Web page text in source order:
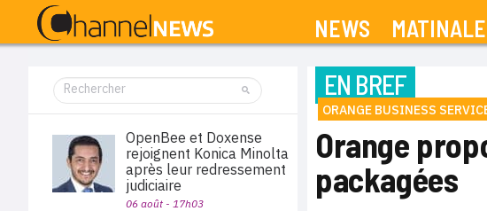
NEWS
EN BREF
ORANGE BUSINESS
Orange
packagées
OpenBee et Doxense
rejoignent Konica Minolta
après leur redressement
judiciaire
06 août - 17h03